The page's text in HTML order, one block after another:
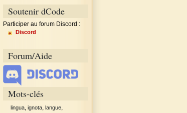
Soutenir dCode
Participer au forum Discord :
Discord
Forum/Aide
Mots-clés
lingua ignota langue